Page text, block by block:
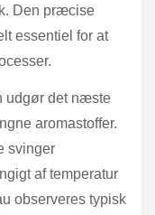
Den præcise
essentiel for at
udgør det næste
aromastoffer.
svinger
af temperatur
observeres typisk